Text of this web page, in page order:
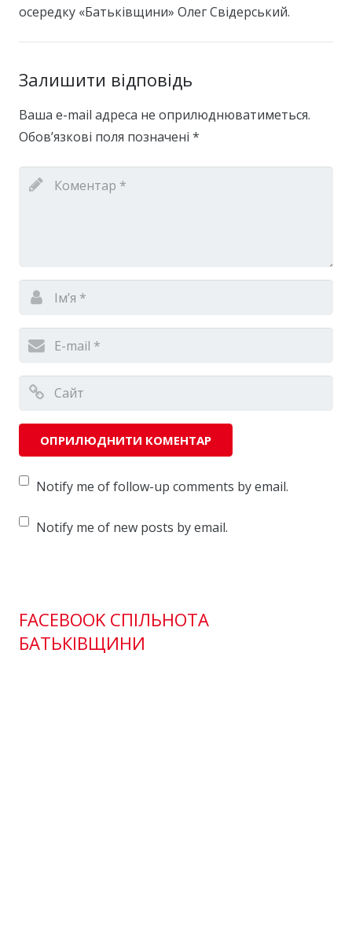
осередку «Батьківщини» Олег Свідерський.
Залишити відповідь
Ваша e-mail адреса не оприлюднюватиметься.
Обов’язкові поля позначені *
Notify me of follow-up comments by email.
Notify me of new posts by email.
FACEBOOK СПІЛЬНОТА
БАТЬКІВЩИНИ